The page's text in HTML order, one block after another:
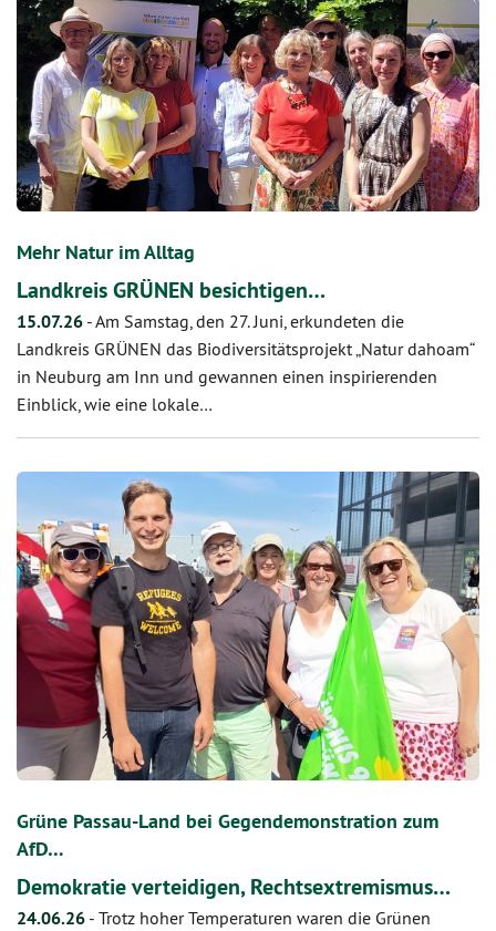
Mehr Natur im Alltag
Landkreis GRÜNEN besichtigen…
15.07.26 -Am Samstag, den 27. Juni, erkundeten die
Landkreis GRÜNEN das Biodiversitätsprojekt „Natur dahoam“
in Neuburg am Inn und gewannen einen inspirierenden
Einblick, wie eine lokale…
Grüne Passau-Land bei Gegendemonstration zum
AfD…
Demokratie verteidigen, Rechtsextremismus…
24.06.26 - Trotz hoher Temperaturen waren die Grünen